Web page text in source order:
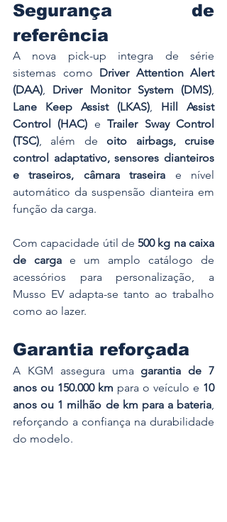
Segurança de
referência
A nova pick-up integra de série
sistemas como Driver Attention Alert
(DAA), Driver Monitor System (DMS)
Lane Keep Assist (LKAS), Hill Assist
Control (HAC) e Trailer Sway Control
(TSC), além de oito airbags, cruise
control adaptativo, sensores dianteiros
e traseiros, câmara traseira e nível
automático da suspensão dianteira em
função da carga.
Com capacidade útil de 500 kg na caixa
de carga e um amplo catálogo de
acessórios para personalização, a
Musso EV adapta-se tanto ao trabalho
como ao lazer.
Garantia reforçada
A KGM assegura uma garantia de 7
anos ou 150.000 km para o veículo e 10
anos ou 1 milhão de km para a bateria,
reforçando a confiança na durabilidade
do modelo.